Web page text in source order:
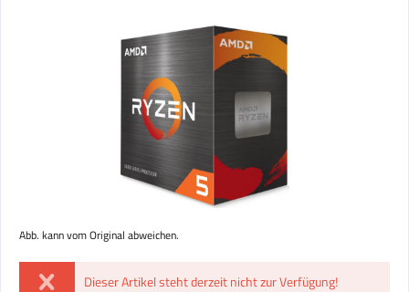
Abb. kann vom Original abweichen.
Dieser Artikel steht derzeit nicht zur Verfügung!